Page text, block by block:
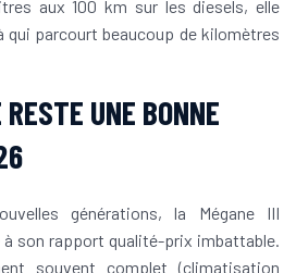
aux 100 km sur les diesels, elle
parcourt beaucoup de kilomètres
UNE BONNE
générations, la Mégane III
son rapport qualité-prix imbattable.
souvent complet (climatisation